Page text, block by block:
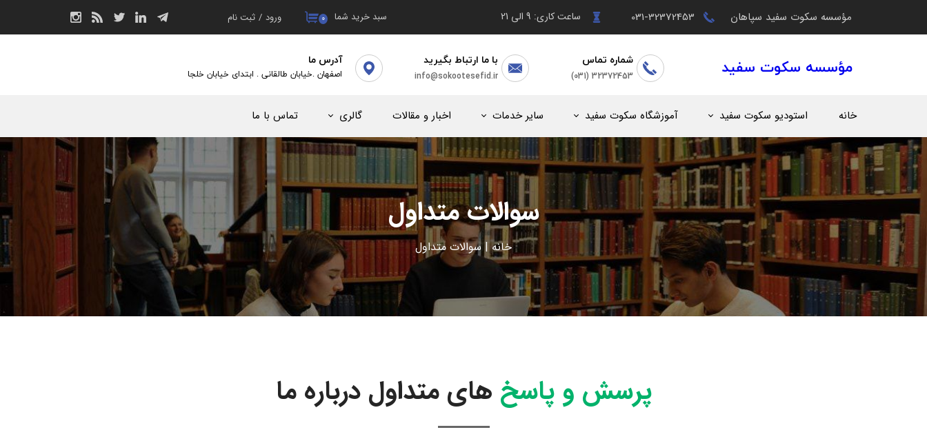
031-32372453 مؤسسه سکوت سفید سپاهان ساعت کاری: 9 الی 21 ۰ سبد خرید شما ورود / ثبت نام
حساب کاربری من
تغییر گذر واژه
خروج از حساب
کاربری
مؤسسه سکوت سفید آدرس ما
​اصفهان .خیابان طالقانی . ابتدای خیابان خلجا
با ما ارتباط بگیرید
info@sokootesefid.ir
شماره تماس
(031) 32372453
خانه استودیو سکوت سفید آموزشگاه سکوت سفید سایر خدمات اخبار و مقالات گالری تماس با ما
سوالات متداول
خانه| سوالات متداول
پرسش و پاسخ های متداول درباره ما